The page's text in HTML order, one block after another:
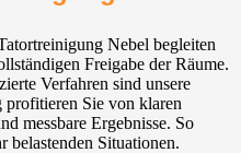
Nebel begleiten
Freigabe der Räume.
Verfahren sind unsere
profitieren Sie von klaren
messbare Ergebnisse. So
belastenden Situationen.